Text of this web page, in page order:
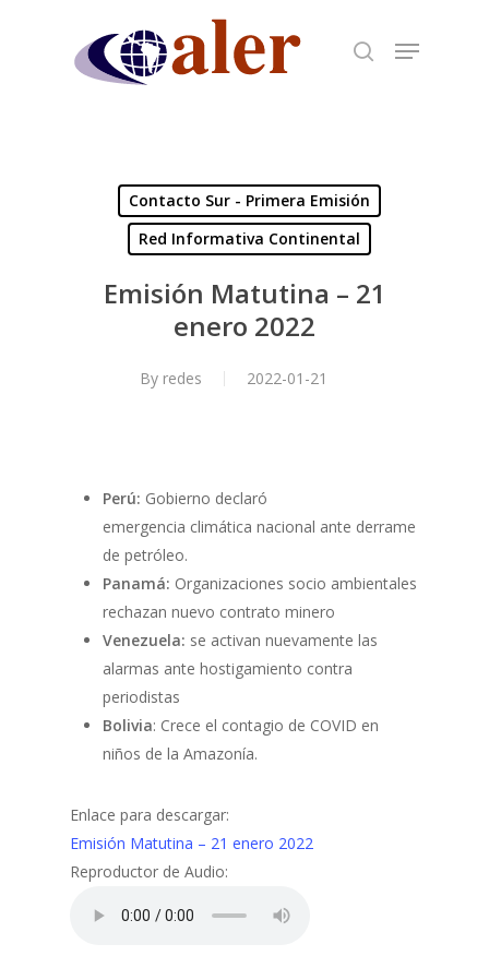
Contacto Sur - Primera Emisión
Red Informativa Continental
Emisión Matutina – 21
enero 2022
By redes 2022-01-21
Perú: Gobierno declaró
emergencia climática nacional ante derrame
de petróleo.
Panamá: Organizaciones socio ambientales
rechazan nuevo contrato minero
Venezuela: se activan nuevamente las
alarmas ante hostigamiento contra
periodistas
Bolivia: Crece el contagio de COVID en
niños de la Amazonía.
Enlace para descargar:
Emisión Matutina – 21 enero 2022
Reproductor de Audio: